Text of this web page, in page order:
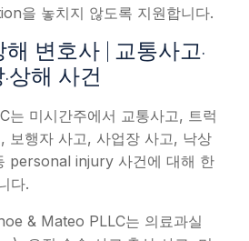
을 놓치지 않도록 지원합니다.
변호사 | 교통사고·
상해 사건
는 미시간주에서 교통사고, 트럭
보행자 사고, 사업장 사고, 낙상
personal injury 사건에 대해 한
다.
& Mateo PLLC는 의료과실